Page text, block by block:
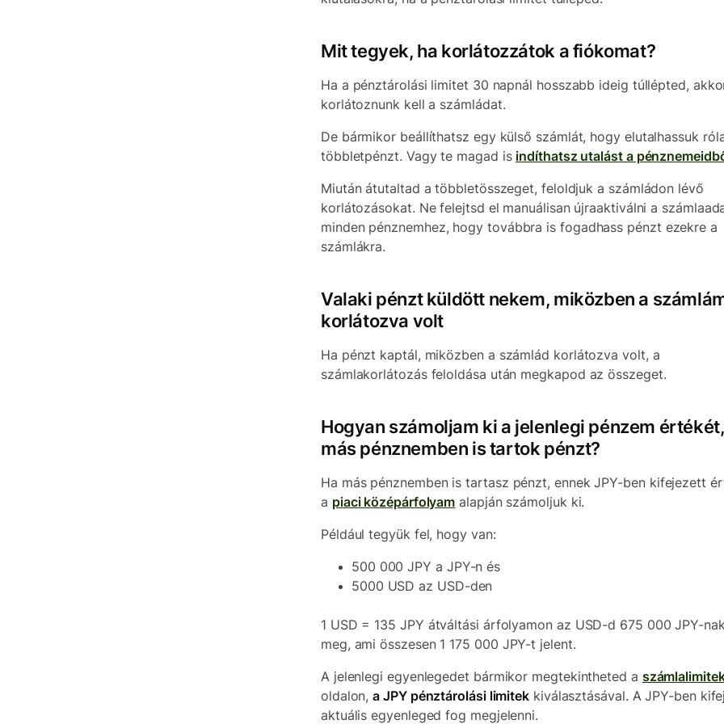
Mit tegyek, ha korlátozzátok a fiókomat?
Ha a pénztárolási limitet 30 napnál hosszabb ideig túllépted,
korlátoznunk kell a számládat.
De bármikor beállíthatsz egy külső számlát, hogy elutalhassuk
többletpénzt. Vagy te magad is indíthatsz utalást a
Miután átutaltad a többletösszeget, feloldjuk a számládon lévő
korlátozásokat. Ne felejtsd el manuálisan újraaktiválni a
minden pénznemhez, hogy továbbra is fogadhass pénzt ezekre a
számlákra.
Valaki pénzt küldött nekem, miközben a
korlátozva volt
Ha pénzt kaptál, miközben a számlád korlátozva volt, a
számlakorlátozás feloldása után megkapod az összeget.
Hogyan számoljam ki a jelenlegi pénzem
más pénznemben is tartok pénzt?
Ha más pénznemben is tartasz pénzt, ennek JPY-ben kifejezett
a piaci középárfolyam alapján számoljuk ki.
Például tegyük fel, hogy van:
500 000 JPY a JPY-n és
5000 USD az USD-den
1 USD = 135 JPY átváltási árfolyamon az USD-d 675 000 JPY-
meg, ami összesen 1 175 000 JPY-t jelent.
A jelenlegi egyenlegedet bármikor megtekintheted a
oldalon,a JPY pénztárolási limitek kiválasztásával. A JPY-ben
aktuális egyenleged fog megjelenni.